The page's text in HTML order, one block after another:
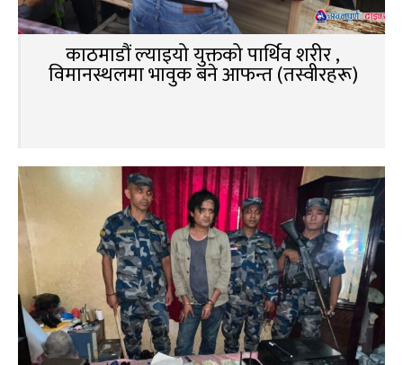
काठमाडौं ल्याइयो युक्तको पार्थिव शरीर ,
विमानस्थलमा भावुक बने आफन्त (तस्वीरहरू)